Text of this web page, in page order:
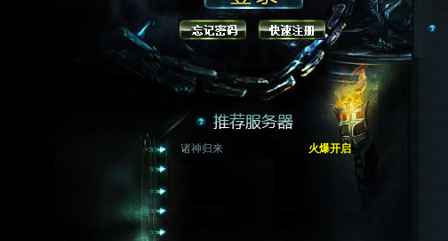
火爆开启
诸神归来